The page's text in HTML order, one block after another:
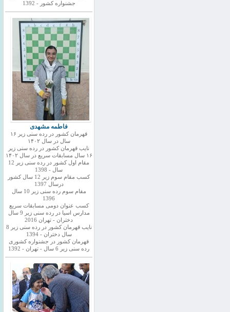
جشنواره کشور - 1392
فاطمه مشهدی
قهرمان کشور در رده سنی زیر ۱۶
سال در سال ۱۴۰۲
نایب قهرمان کشور در رده سنی زیر
۱۶ سال مسابقات سریع در سال ۱۴۰۲
مقام اول کشور در رده سنی زیر 12
سال - 1398
کسب مقام سوم زیر 12 سال کشور
درسال 1397
مقام سوم رده سنی زیر 10 سال
1396
کسب عنوان دومی مسابقات سریع
مدارس اسیا در رده سنی زیر 9 سال
دختران - تهران 2016
نایب قهرمان کشور در رده سنی زیر 8
سال دختران - 1394
قهرمان کشور در جشنواره کشوری
رده سنی زیر 6 سال - تهران - 1392